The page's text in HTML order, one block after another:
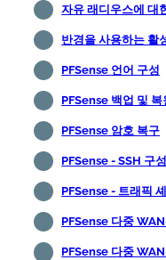
자유 래디우스에 대
반경을 사용하는 활
PFSense 언어 구성
PFSense 백업 및 복
PFSense 암호 복구
PFSense - SSH 구성
PFSense - 트래픽
PFSense 다중 WAN
PFSense 다중